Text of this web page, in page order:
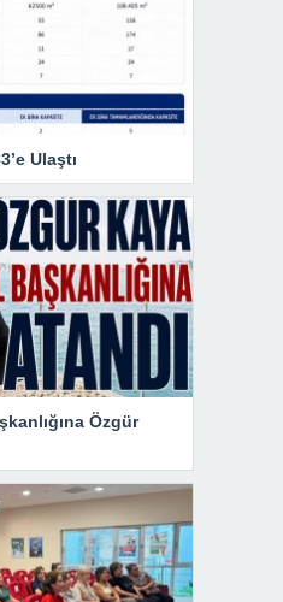
Ulaştı
Özgür